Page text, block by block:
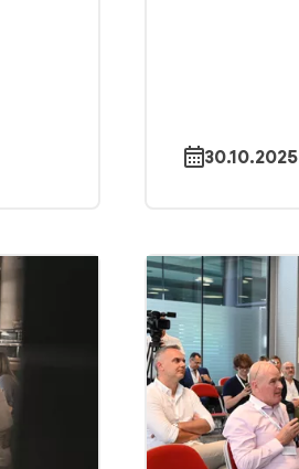
30.10.2025